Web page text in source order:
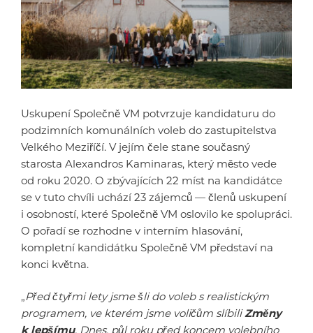
Uskupení Společně VM potvrzuje kandidaturu do
podzimních komunálních voleb do zastupitelstva
Velkého Meziříčí. V jejím čele stane současný
starosta Alexandros Kaminaras, který město vede
od roku 2020. O zbývajících 22 míst na kandidátce
se v tuto chvíli uchází 23 zájemců — členů uskupení
i osobností, které Společně VM oslovilo ke spolupráci.
O pořadí se rozhodne v interním hlasování,
kompletní kandidátku Společně VM představí na
konci května.
„Před čtyřmi lety jsme šli do voleb s realistickým
programem, ve kterém jsme voličům slíbiliZměny
k lepšímu. Dnes, půl roku před koncem volebního